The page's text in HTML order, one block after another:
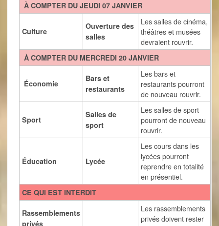
À COMPTER DU JEUDI 07 JANVIER
Culture
Ouverture des
salles
Les salles de cinéma,
théâtres et musées
devraient rouvrir.
À COMPTER DU MERCREDI 20 JANVIER
Économie
Bars et
restaurants
Les bars et
restaurants pourront
de nouveau rouvrir.
Sport
Salles de
sport
Les salles de sport
pourront de nouveau
rouvrir.
Éducation Lycée
Les cours dans les
lycées pourront
reprendre en totalité
en présentiel.
CE QUI EST INTERDIT
Rassemblements
privés
Les rassemblements
privés doivent rester